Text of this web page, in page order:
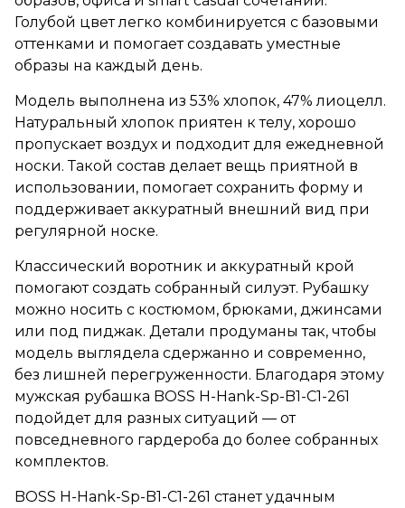
Голубой цвет легко комбинируется с базовыми
оттенками и помогает создавать уместные
образы на каждый день.
Модель выполнена из 53% хлопок, 47% лиоцелл.
Натуральный хлопок приятен к телу, хорошо
пропускает воздух и подходит для ежедневной
носки. Такой состав делает вещь приятной в
использовании, помогает сохранить форму и
поддерживает аккуратный внешний вид при
регулярной носке.
Классический воротник и аккуратный крой
помогают создать собранный силуэт. Рубашку
можно носить с костюмом, брюками, джинсами
или под пиджак. Детали продуманы так, чтобы
модель выглядела сдержанно и современно,
без лишней перегруженности. Благодаря этому
мужская рубашка BOSS H-Hank-Sp-B1-C1-261
подойдет для разных ситуаций — от
повседневного гардероба до более собранных
комплектов.
BOSS H-Hank-Sp-B1-C1-261 станет удачным